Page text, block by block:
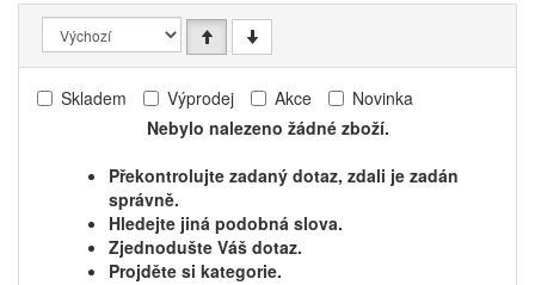
Skladem Výprodej Akce
Novinka
Nebylo nalezeno žádné zboží.
Překontrolujte zadaný dotaz, zdali je zadán
správně.
Hledejte jiná podobná slova.
Zjednodušte Váš dotaz.
Projděte si kategorie.